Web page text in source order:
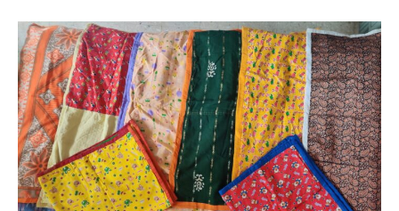
Join our community of
SUBSCRIBERS and be part of the
conversation.
To subscribe, simply enter your email address on our website
or click the subscribe button below. Don't worry, we respect
your privacy and won't spam your inbox. Your information is
safe with us.